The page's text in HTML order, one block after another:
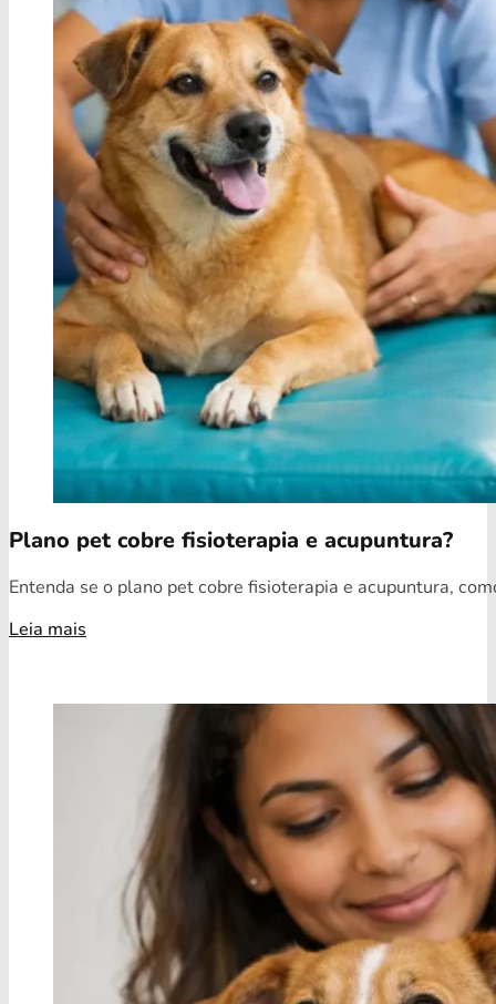
Plano pet cobre fisioterapia e acupuntura?
Entenda se o plano pet cobre fisioterapia e acupuntura,
Leia mais